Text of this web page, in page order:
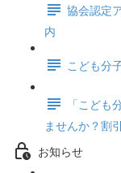
協会認定
内
こども分
「こども
ませんか？割
お知らせ